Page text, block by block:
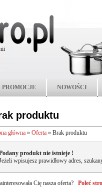
PROMOCJE NOWOŚCI
produktu
główna » Oferta » Brak produktu
produkt nie istnieje !
wpisujesz prawidłowy adres,
Cię nasza oferta? Poleć